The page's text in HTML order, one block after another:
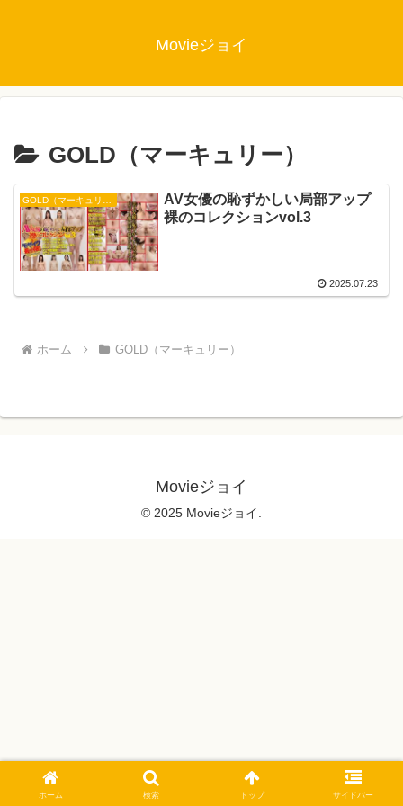
Movieジョイ
GOLD（マーキュリー）
AV女優の恥ずかしい局部アップ
裸のコレクションvol.3
2025.07.23
ホーム GOLD（マーキュリー）
Movieジョイ
© 2025 Movieジョイ.
ホーム 検索 トップ サイドバー